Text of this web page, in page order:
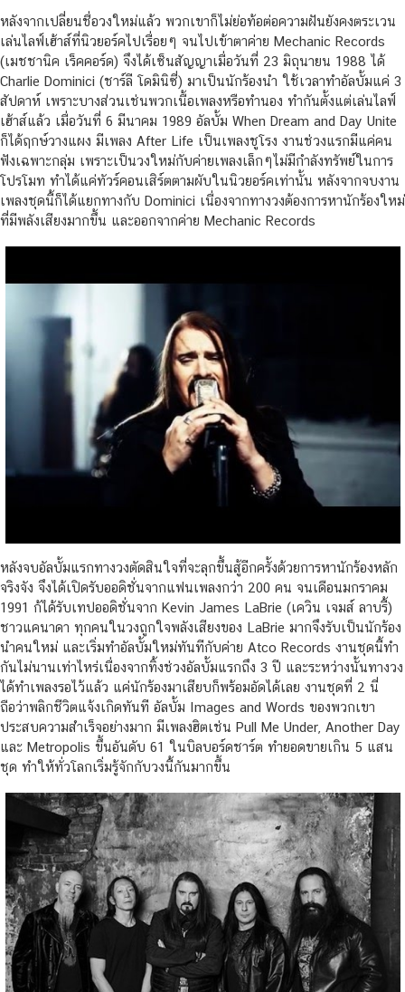
หลังจากเปลี่ยนชื่อวงใหม่แล้ว พวกเขาก็ไม่ย่อท้อต่อความฝันยังคงตระเวน
เล่นไลฟ์เฮ้าส์ที่นิวยอร์คไปเรื่อยๆ จนไปเข้าตาค่าย Mechanic Records
(เมชชานิค เร็คคอร์ด) จึงได้เซ็นสัญญาเมื่อวันที่ 23 มิถุนายน 1988 ได้
Charlie Dominici (ชาร์ลี โดมินิซี่) มาเป็นนักร้องนำ ใช้เวลาทำอัลบั้มแค่ 3
สัปดาห์ เพราะบางส่วนเช่นพวกเนื้อเพลงหรือทำนอง ทำกันตั้งแต่เล่นไลฟ์
เฮ้าส์แล้ว เมื่อวันที่ 6 มีนาคม 1989 อัลบั้ม When Dream and Day Unite
ก็ได้ฤกษ์วางแผง มีเพลง After Life เป็นเพลงชูโรง งานช่วงแรกมีแค่คน
ฟังเฉพาะกลุ่ม เพราะเป็นวงใหม่กับค่ายเพลงเล็กๆไม่มีกำลังทรัพย์ในการ
โปรโมท ทำได้แค่ทัวร์คอนเสิร์ตตามผับในนิวยอร์คเท่านั้น หลังจากจบงาน
เพลงชุดนี้ก็ได้แยกทางกับ Dominici เนื่องจากทางวงต้องการหานักร้องใหม่
ที่มีพลังเสียงมากขึ้น และออกจากค่าย Mechanic Records
หลังจบอัลบั้มแรกทางวงตัดสินใจที่จะลุกขึ้นสู้อีกครั้งด้วยการหานักร้องหลัก
จริงจัง จึงได้เปิดรับออดิชั่นจากแฟนเพลงกว่า 200 คน จนเดือนมกราคม
1991 ก้ได้รับเทปออดิชั่นจาก Kevin James LaBrie (เควิน เจมส์ ลาบรี้)
ชาวแคนาดา ทุกคนในวงถูกใจพลังเสียงของ LaBrie มากจึงรับเป็นนักร้อง
นำคนใหม่ และเริ่มทำอัลบั้มใหม่ทันทีกับค่าย Atco Records งานชุดนี้ทำ
กันไม่นานเท่าไหร่เนื่องจากทิ้งช่วงอัลบั้มแรกถึง 3 ปี และระหว่างนั้นทางวง
ได้ทำเพลงรอไว้แล้ว แค่นักร้องมาเสียบก็พร้อมอัดได้เลย งานชุดที่ 2 นี่
ถือว่าพลิกชีวิตแจ้งเกิดทันที อัลบั้ม Images and Words ของพวกเขา
ประสบความสำเร็จอย่างมาก มีเพลงฮิตเช่น Pull Me Under, Another Day
และ Metropolis ขึ้นอันดับ 61 ในบิลบอร์ดชาร์ต ทำยอดขายเกิน 5 แสน
ชุด ทำให้ทั่วโลกเริ่มรู้จักกับวงนี้กันมากขึ้น